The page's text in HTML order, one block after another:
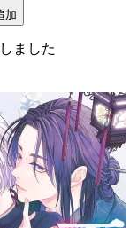
加
ました